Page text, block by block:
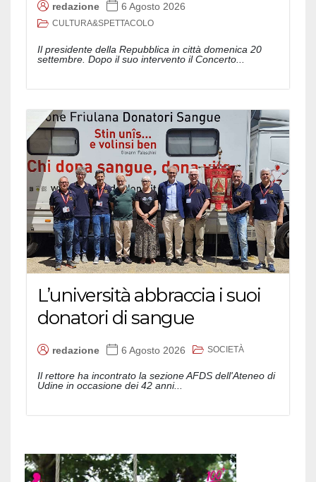
redazione 6 Agosto 2026
CULTURA&SPETTACOLO
Il presidente della Repubblica in città domenica 20
settembre. Dopo il suo intervento il Concerto...
L’università abbraccia i suoi
donatori di sangue
redazione 6 Agosto 2026 SOCIETÀ
Il rettore ha incontrato la sezione AFDS dell'Ateneo di
Udine in occasione dei 42 anni...